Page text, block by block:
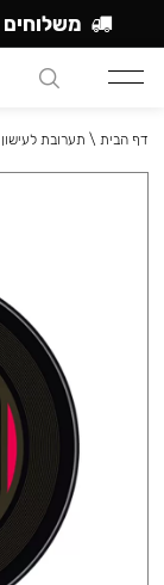
דף הבית \ תערובת לעישון
משלוחים